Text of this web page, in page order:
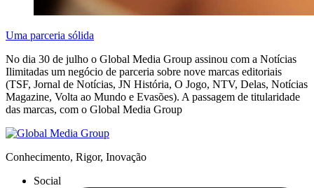
Uma parceria sólida
No dia 30 de julho o Global Media Group assinou com a Notícias
Ilimitadas um negócio de parceria sobre nove marcas editoriais
(TSF, Jornal de Notícias, JN História, O Jogo, NTV, Delas, Notícias
Magazine, Volta ao Mundo e Evasões). A passagem de titularidade
das marcas, com o Global Media Group
Conhecimento, Rigor, Inovação
Social